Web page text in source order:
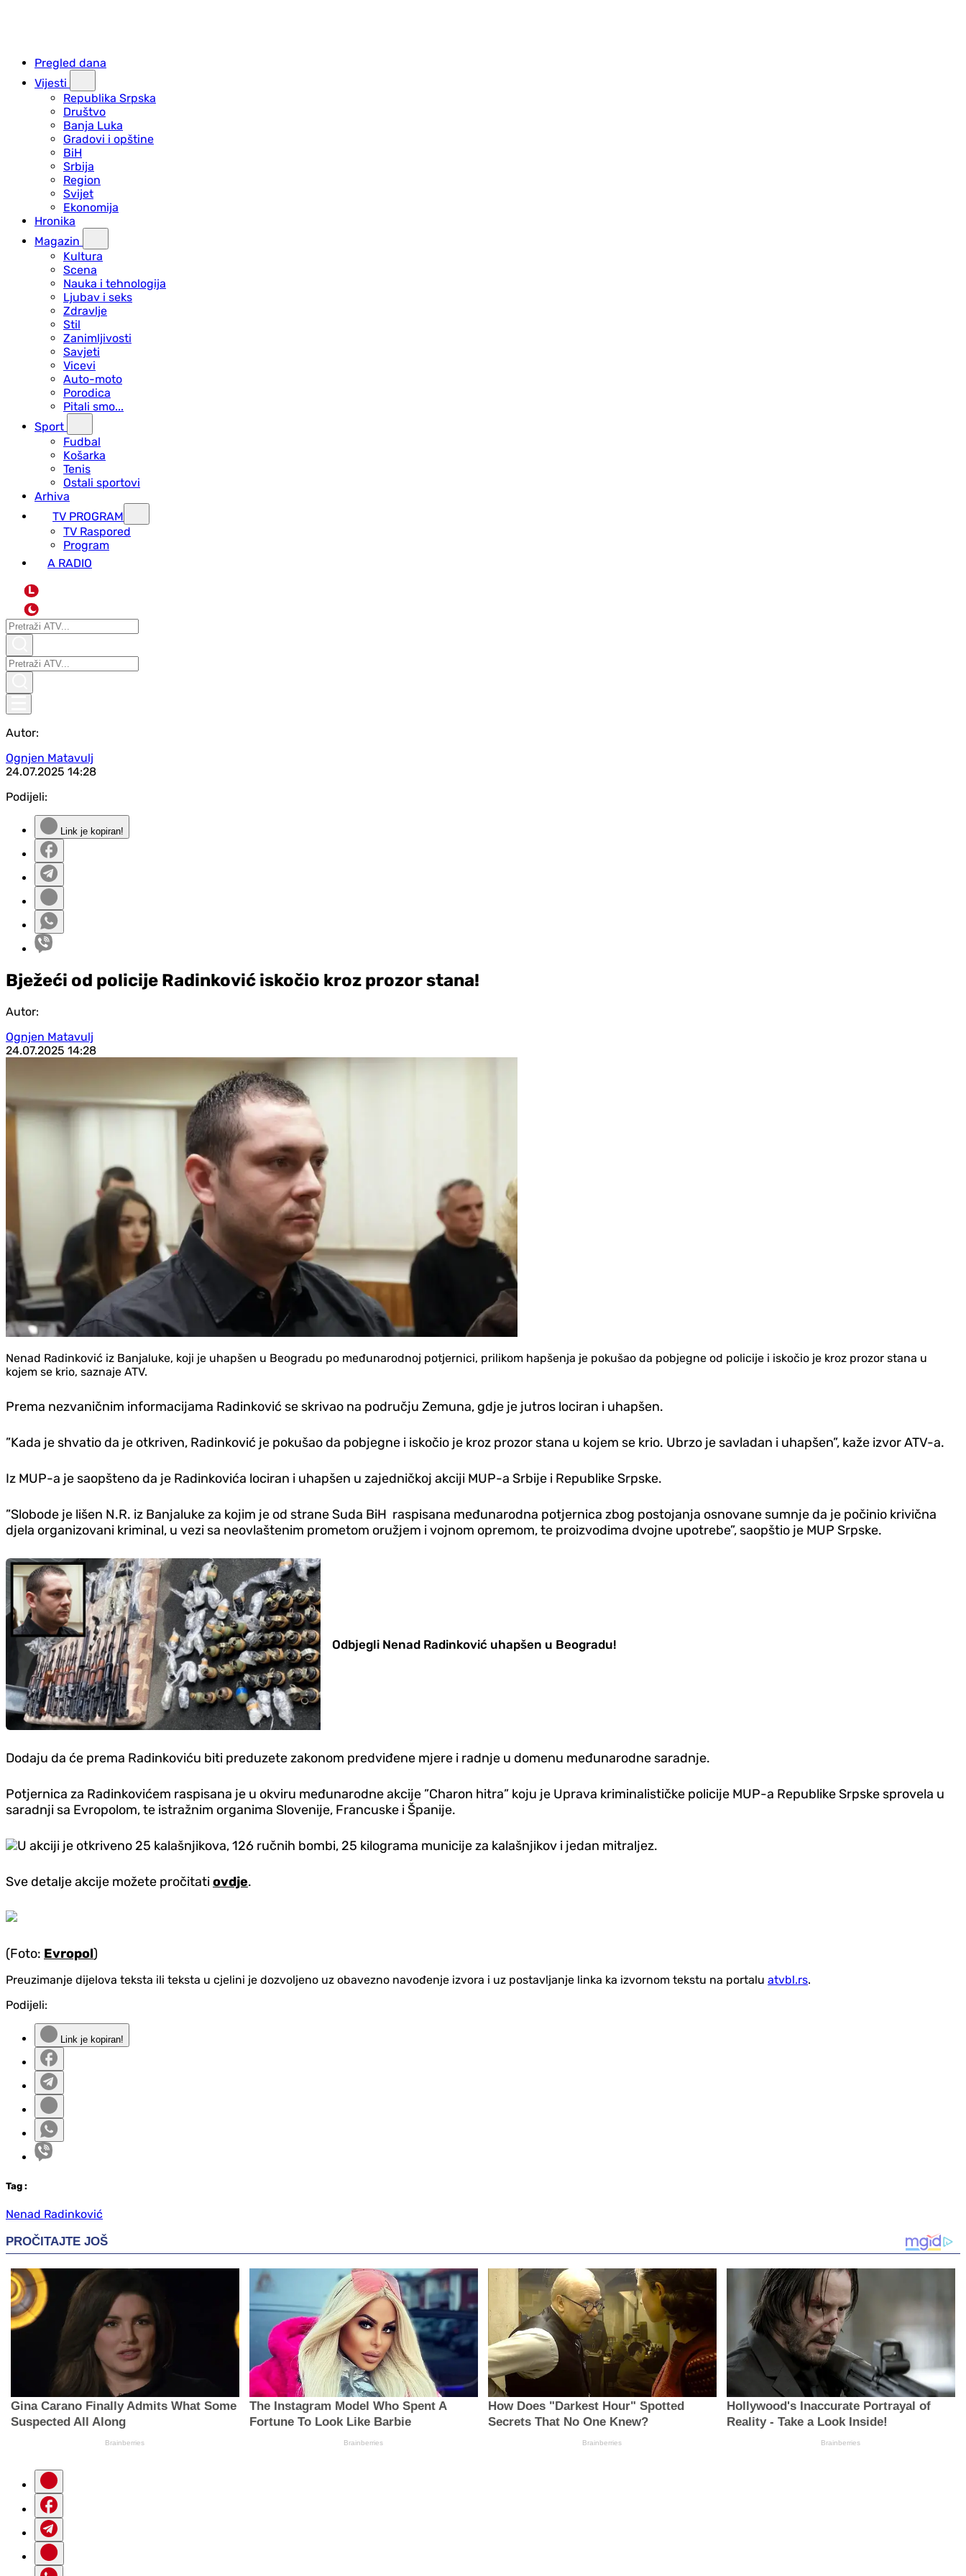
Pregled dana
Vijesti
Republika Srpska
Društvo
Banja Luka
Gradovi i opštine
BiH
Srbija
Region
Svijet
Ekonomija
Hronika
Magazin
Kultura
Scena
Nauka i tehnologija
Ljubav i seks
Zdravlje
Stil
Zanimljivosti
Savjeti
Vicevi
Auto-moto
Porodica
Pitali smo...
Sport
Fudbal
Košarka
Tenis
Ostali sportovi
Arhiva
TV PROGRAM
ТV Raspored
Program
A RADIO
L
Autor:
Ognjen Matavulj
24.07.2025 14:28
Podijeli:
Link je kopiran!
Bježeći od policije Radinković iskočio kroz prozor stana!
Autor:
Ognjen Matavulj
24.07.2025 14:28
Nenad Radinković iz Banjaluke, koji je uhapšen u Beogradu po međunarodnoj potjernici, prilikom hapšenja je pokušao da pobjegne od policije i iskočio je kroz prozor stana u
kojem se krio, saznaje ATV.
Prema nezvaničnim informacijama Radinković se skrivao na području Zemuna, gdje je jutros lociran i uhapšen.
”Kada je shvatio da je otkriven, Radinković je pokušao da pobjegne i iskočio je kroz prozor stana u kojem se krio. Ubrzo je savladan i uhapšen”, kaže izvor ATV-a.
Iz MUP-a je saopšteno da je Radinkovića lociran i uhapšen u zajedničkoj akciji MUP-a Srbije i Republike Srpske.
”Slobode je lišen N.R. iz Banjaluke za kojim je od strane Suda BiH raspisana međunarodna potjernica zbog postojanja osnovane sumnje da je počinio krivična
djela organizovani kriminal, u vezi sa neovlaštenim prometom oružjem i vojnom opremom, te proizvodima dvojne upotrebe”, saopštio je MUP Srpske.
Odbjegli Nenad Radinković uhapšen u Beogradu!
Dodaju da će prema Radinkoviću biti preduzete zakonom predviđene mjere i radnje u domenu međunarodne saradnje.
Potjernica za Radinkovićem raspisana je u okviru međunarodne akcije ”Charon hitra” koju je Uprava kriminalističke policije MUP-a Republike Srpske sprovela u
saradnji sa Evropolom, te istražnim organima Slovenije, Francuske i Španije.
U akciji je otkriveno 25 kalašnjikova, 126 ručnih bombi, 25 kilograma municije za kalašnjikov i jedan mitraljez.
Sve detalje akcije možete pročitatiovdje.
(Foto: Evropol)
Preuzimanje dijelova teksta ili teksta u cjelini je dozvoljeno uz obavezno navođenje izvora i uz postavljanje linka ka izvornom tekstu na portalu atvbl.rs.
Podijeli:
Link je kopiran!
Tag :
Nenad Radinković